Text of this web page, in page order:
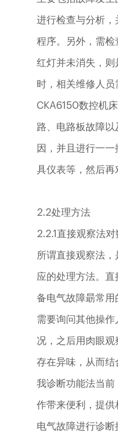
进行检查与分析
程序。另外，需
红灯并未消失，
时，相关维修人
CKA6150数控机
路、电路板故障
因，并且进行一
具仪表等，然后
2.2处理方法
2.2.1直接观察法
所谓直接观察法
应的处理方法。
备电气故障朂常
需要询问其他操
况，之后用肉眼
存在异味，从而
我诊断功能法当
作带来便利，提
电气故障进行诊